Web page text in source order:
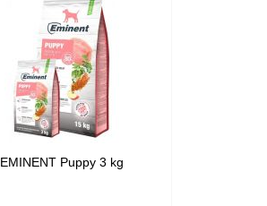
EMINENT Puppy 3 kg